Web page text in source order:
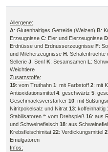
Allergene:
A: Glutenhaltiges Getreide (Weizen) B:
Erzeugnisse C: Eier und Eierzeugnisse D
Erdnüsse und Erdnusserzeugnisse F:
und Milcherzeugnisse H: Schalenfrüchte
Sellerie J: Senf K: Sesamsamen L:
Weichtiere
Zusatzstoffe:
19: vom Truthahn 1: mit Farbstoff 2: mit
Antioxidationsmittel 4: geschwärtz 5:
Geschmacksverstärker 10: mit
Nitritpokelsalz und Nitrat 13: koffeinhaltig
Stabilisatoren *: vom Drehspieß 16: aus
und Schweinefleisch 18: aus
Krebsfleischimitat 22: Verdickungsmittel
Emulgatoren
Infos: